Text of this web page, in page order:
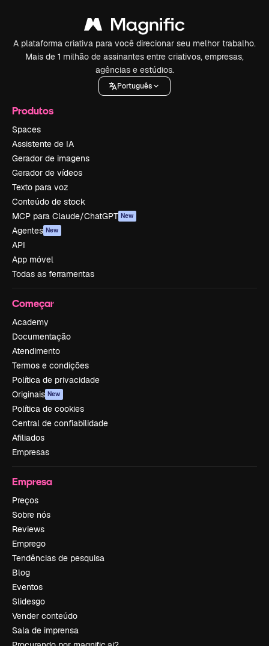
A plataforma criativa para você direcionar seu melhor trabalho.
Mais de 1 milhão de assinantes entre criativos, empresas,
agências e estúdios.
Português
Produtos
Spaces
Assistente de IA
Gerador de imagens
Gerador de vídeos
Texto para voz
Conteúdo de stock
MCP para Claude/ChatGPT New
Agentes New
API
App móvel
Todas as ferramentas
Começar
Academy
Documentação
Atendimento
Termos e condições
Política de privacidade
Originais New
Política de cookies
Central de confiabilidade
Afiliados
Empresas
Empresa
Preços
Sobre nós
Reviews
Emprego
Tendências de pesquisa
Blog
Eventos
Slidesgo
Vender conteúdo
Sala de imprensa